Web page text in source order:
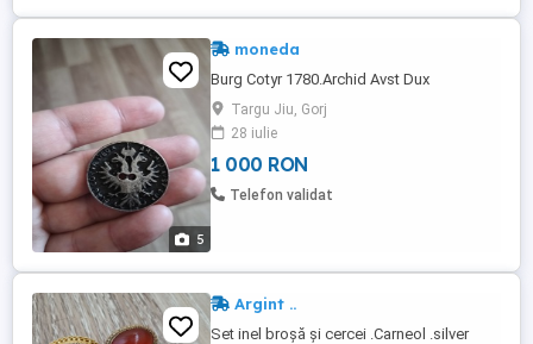
5
moneda
Burg Cotyr 1780.Archid Avst Dux
Targu Jiu, Gorj
28 iulie
1 000 RON
Telefon validat
Argint ..
Set inel broșă și cercei .Carneol .silver